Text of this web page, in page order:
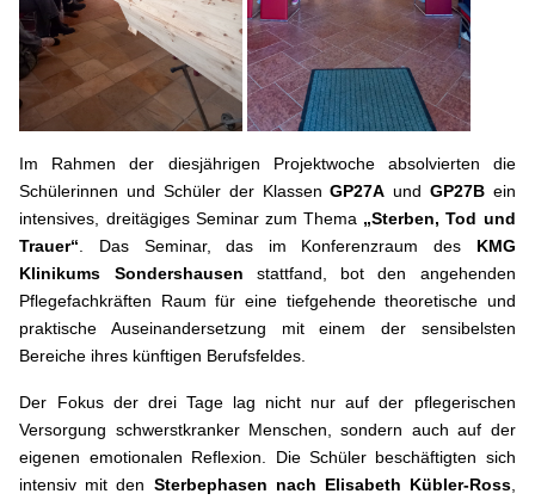
Im Rahmen der diesjährigen Projektwoche absolvierten die
Schülerinnen und Schüler der KlassenGP27A und GP27Bein
intensives, dreitägiges Seminar zum Thema „Sterben, Tod und
Trauer“ . Das Seminar, das im Konferenzraum des KMG
Klinikums Sondershausen stattfand, bot den angehenden
Pflegefachkräften Raum für eine tiefgehende theoretische und
praktische Auseinandersetzung mit einem der sensibelsten
Bereiche ihres künftigen Berufsfeldes.
Der Fokus der drei Tage lag nicht nur auf der pflegerischen
Versorgung schwerstkranker Menschen, sondern auch auf der
eigenen emotionalen Reflexion. Die Schüler beschäftigten sich
intensiv mit den Sterbephasen nach Elisabeth Kübler-Ross,